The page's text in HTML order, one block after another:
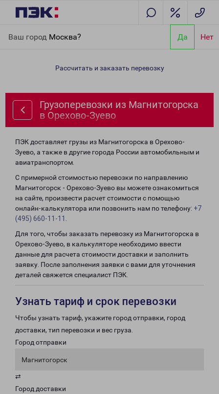
Ваш город Москва? Да Нет
Орехово-Зуево
Рассчитать и заказать перевозку
Грузоперевозки из Магнитогорска
в Орехово-Зуево
ПЭК доставляет грузы из Магнитогорска в Орехово-
Зуево, а также в другие города России автомобильным и
авиатранспортом.
С примерной стоимостью перевозки по направлению
Магнитогорск - Орехово-Зуево вы можете ознакомиться
на сайте, произвести расчет стоимости с помощью
онлайн-калькулятора или позвонить нам по телефону: +7
(495) 660-11-11
Для того, чтобы заказать перевозку из Магнитогорска в
Орехово-Зуево, в калькуляторе необходимо ввести
данные для расчета стоимости доставки и заполнить
заявку. После заполнения заявки с вами для уточнения
деталей свяжется специалист ПЭК.
Узнать тариф и срок перевозки
Чтобы узнать тариф, укажите город отправки, город
доставки, тип перевозки и вес груза.
Город отправки
Магнитогорск
⇄
Город доставки